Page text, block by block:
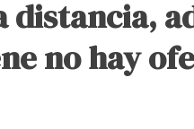
distancia,
no hay